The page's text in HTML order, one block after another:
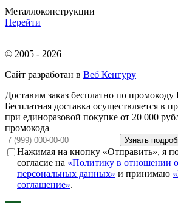
Металлоконструкции
Перейти
© 2005 - 2026
Сайт разработан в Веб Кенгуру
Доставим заказ бесплатно по промокоду
Бесплатная доставка осуществляется в
при единоразовой покупке от 20 000
промокода
Узнать
Нажимая на кнопку «Отправить», я
согласие на «Политику в отношении
персональных данных» и принимаю
соглашение».